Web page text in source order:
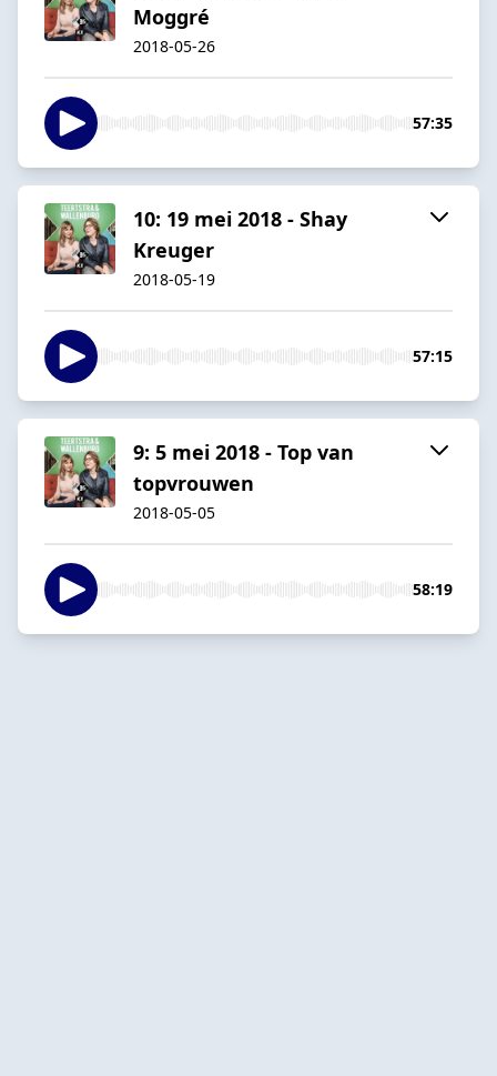
Moggré
2018-05-26
57:35
10: 19 mei 2018 - Shay
Kreuger
2018-05-19
57:15
9: 5 mei 2018 - Top van
topvrouwen
2018-05-05
58:19